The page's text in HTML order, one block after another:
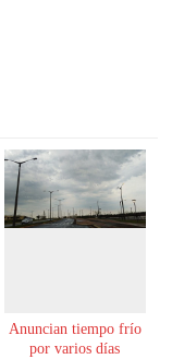
Anuncian tiempo frío
por varios días